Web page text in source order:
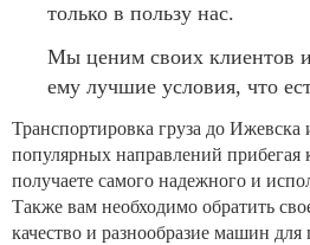
только в пользу нас.
Мы ценим своих клиентов
ему лучшие условия, что
Транспортировка груза до
популярных направлений
получаете самого надежного и
Также вам необходимо обратить
качество и разнообразие машин для